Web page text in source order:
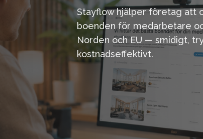
Stayflow hjälper företag att
boenden för medarbetare
Norden och EU — smidigt,
kostnadseffektivt.